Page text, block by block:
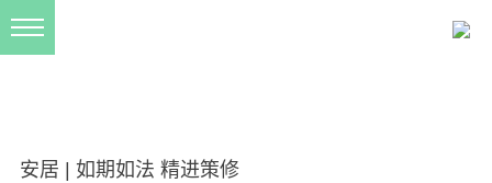
安居 | 如期如法 精进策修